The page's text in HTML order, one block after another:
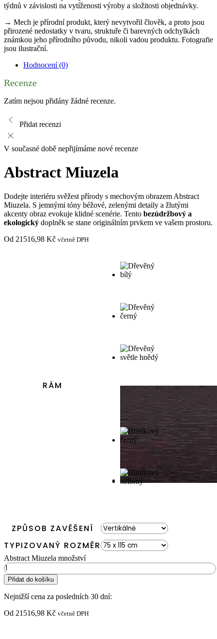
týdnů v závislosti na vytíženosti výroby a složitosti objednávky.
→ Mech je přírodní produkt, který nevytvořil člověk, a proto jsou
přirozené nedostatky v tvaru, struktuře či barevných odchylkách
známkou jeho přírodního původu, nikoli vadou produktu. Fotografie
jsou ilustrační.
Hodnocení (0)
Recenze
Zatím nejsou přidány žádné recenze.
Přidat recenzi
V současné době nepřijímáme nové recenze
Abstract Miuzela
Dodejte interiéru svěžest přírody s mechovým obrazem Abstract
Miuzela. S jemnými tóny béžové, zelenými detaily a žlutými
akcenty obraz evokuje klidné scenérie. Tento bezúdržbový a
ekologický doplněk se stane originálním prvkem ve vašem prostoru.
Od 21516,98 Kč včetně DPH
RÁM
ZPŮSOB ZAVĚŠENÍ
TYPIZOVANÝ ROZMĚR
Abstract Miuzela množství
Přidat do košíku
Nejnižší cena za posledních 30 dní:
Od 21516,98 Kč včetně DPH